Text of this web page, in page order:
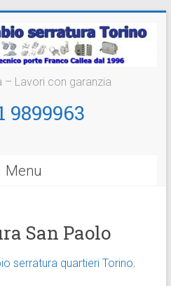
– Lavori con garanzia
9899963
Menu
San Paolo
serratura quartieri Torino,